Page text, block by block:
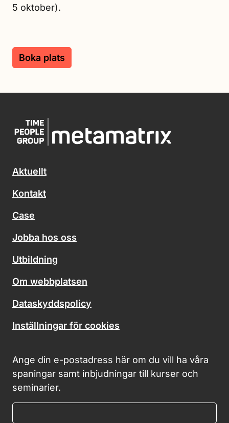
5 oktober).
Boka plats
Aktuellt
Kontakt
Case
Jobba hos oss
Utbildning
Om webbplatsen
Dataskyddspolicy
Inställningar för cookies
Ange din e-postadress här om du vill ha våra
spaningar samt inbjudningar till kurser och
seminarier.